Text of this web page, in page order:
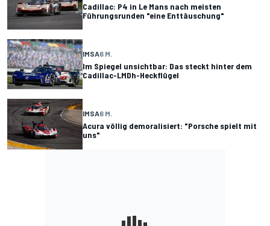
Cadillac: P4 in Le Mans nach meisten
Führungsrunden "eine Enttäuschung"
IMSA6 M.
Im Spiegel unsichtbar: Das steckt hinter dem
Cadillac-LMDh-Heckflügel
IMSA6 M.
Acura völlig demoralisiert: "Porsche spielt mit
uns"